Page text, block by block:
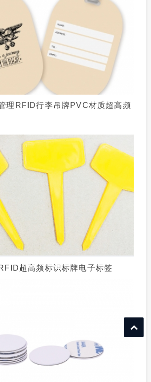
理RFID行李吊牌PVC材质超高频
超高频标识标牌电子标签